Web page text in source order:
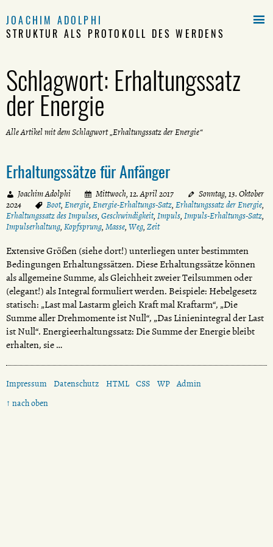
JOACHIM ADOLPHI
STRUKTUR ALS PROTOKOLL DES WERDENS
Schlagwort: Erhaltungssatz
der Energie
Alle Artikel mit dem Schlagwort „Erhaltungssatz der Energie“
Erhaltungssätze für Anfänger
Joachim Adolphi Mittwoch, 12. April 2017
Sonntag, 13. Oktober
2024
Boot, Energie, Energie-Erhaltungs-Satz, Erhaltungssatz der Energie,
Erhaltungssatz des Impulses, Geschwindigkeit, Impuls, Impuls-Erhaltungs-Satz,
Impulserhaltung, Kopfsprung, Masse, Weg, Zeit
Extensive Größen (siehe dort!) unterliegen unter bestimmten
Bedingungen Erhaltungssätzen. Diese Erhaltungssätze können
als allgemeine Summe, als Gleichheit zweier Teilsummen oder
(elegant!) als Integral formuliert werden. Beispiele: Hebelgesetz
statisch: „Last mal Lastarm gleich Kraft mal Kraftarm“, „Die
Summe aller Drehmomente ist Null“, „Das Linienintegral der Last
ist Null“. Energieerhaltungssatz: Die Summe der Energie bleibt
erhalten, sie …

Impressum Datenschutz HTML CSS WP Admin
↑ nach oben